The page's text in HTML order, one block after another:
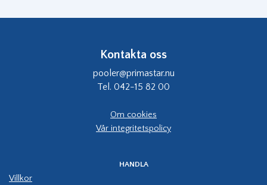
Kontakta oss
pooler@primastar.nu
Tel. 042-15 82 00
Om cookies
Vår integritetspolicy
HANDLA
Villkor